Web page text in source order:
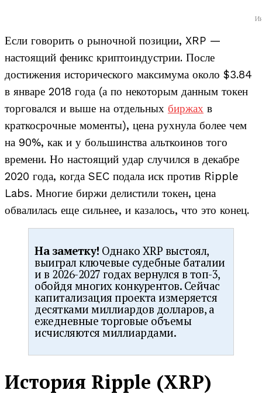
Если говорить о рыночной позиции, XRP —
настоящий феникс криптоиндустрии. После
достижения исторического максимума около $3.84
в январе 2018 года (а по некоторым данным токен
торговался и выше на отдельных биржах в
краткосрочные моменты), цена рухнула более чем
на 90%, как и у большинства альткоинов того
времени. Но настоящий удар случился в декабре
2020 года, когда SEC подала иск против Ripple
Labs. Многие биржи делистили токен, цена
обвалилась еще сильнее, и казалось, что это конец.
На заметку! Однако XRP выстоял,
выиграл ключевые судебные баталии
и в 2026-2027 годах вернулся в топ-3,
обойдя многих конкурентов. Сейчас
капитализация проекта измеряется
десятками миллиардов долларов, а
ежедневные торговые объемы
исчисляются миллиардами.
История Ripple (XRP)